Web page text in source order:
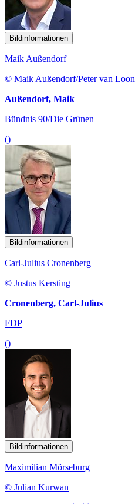
Bildinformationen
Maik Außendorf
© Maik Außendorf/Peter van Loon
Außendorf, Maik
Bündnis 90/Die Grünen
()
Bildinformationen
Carl-Julius Cronenberg
© Justus Kersting
Cronenberg, Carl-Julius
FDP
()
Bildinformationen
Maximilian Mörseburg
© Julian Kurwan